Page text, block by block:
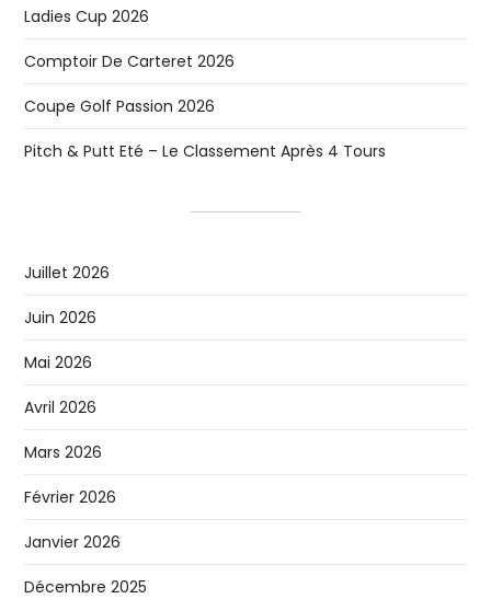
Ladies Cup 2026
Comptoir De Carteret 2026
Coupe Golf Passion 2026
Pitch & Putt Eté – Le Classement Après 4 Tours
Juillet 2026
Juin 2026
Mai 2026
Avril 2026
Mars 2026
Février 2026
Janvier 2026
Décembre 2025